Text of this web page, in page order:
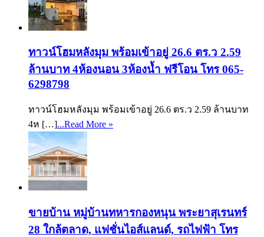
ทาวน์โฮมหลังมุม พร้อมเข้าอยู่ 26.6 ตร.ว 2.59
ล้านบาท 4ห้องนอน 3ห้องน้ำ ฟรีโอน โทร 065-
6298798
ทาวน์โฮมหลังมุม พร้อมเข้าอยู่ 26.6 ตร.ว 2.59 ล้านบาท
4ห […]...Read More »
ขายบ้าน หมู่บ้านทหารกองหนุน พระยาสุเรนทร์
28 ใกล้ตลาด, แฟชั่นไอส์แลนด์, รถไฟฟ้า โทร